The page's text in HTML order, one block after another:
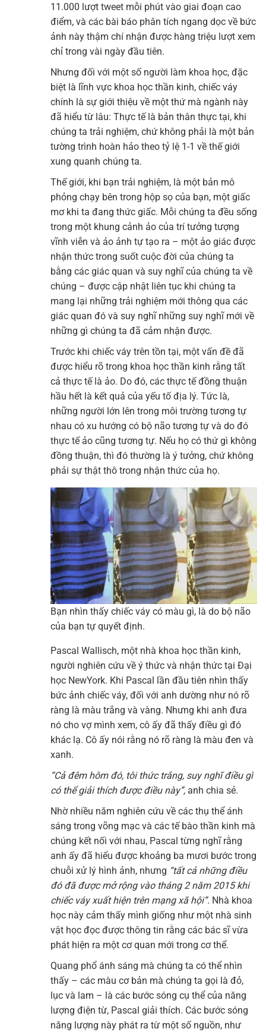
11.000 lượt tweet mỗi phút vào giai đoạn cao
điểm, và các bài báo phân tích ngang dọc về bức
ảnh này thậm chí nhận được hàng triệu lượt xem
chỉ trong vài ngày đầu tiên.
Nhưng đối với một số người làm khoa học, đặc
biệt là lĩnh vực khoa học thần kinh, chiếc váy
chính là sự giới thiệu về một thứ mà ngành này
đã hiểu từ lâu: Thực tế là bản thân thực tại, khi
chúng ta trải nghiệm, chứ không phải là một bản
tường trình hoàn hảo theo tỷ lệ 1-1 về thế giới
xung quanh chúng ta.
Thế giới, khi bạn trải nghiệm, là một bản mô
phỏng chạy bên trong hộp sọ của bạn, một giấc
mơ khi ta đang thức giấc. Mỗi chúng ta đều sống
trong một khung cảnh ảo của trí tưởng tượng
vĩnh viễn và ảo ảnh tự tạo ra – một ảo giác được
nhận thức trong suốt cuộc đời của chúng ta
bằng các giác quan và suy nghĩ của chúng ta về
chúng – được cập nhật liên tục khi chúng ta
mang lại những trải nghiệm mới thông qua các
giác quan đó và suy nghĩ những suy nghĩ mới về
những gì chúng ta đã cảm nhận được.
Trước khi chiếc váy trên tồn tại, một vấn đề đã
được hiểu rõ trong khoa học thần kinh rằng tất
cả thực tế là ảo. Do đó, các thực tế đồng thuận
hầu hết là kết quả của yếu tố địa lý. Tức là,
những người lớn lên trong môi trường tương tự
nhau có xu hướng có bộ não tương tự và do đó
thực tế ảo cũng tương tự. Nếu họ có thứ gì không
đồng thuận, thì đó thường là ý tưởng, chứ không
phải sự thật thô trong nhận thức của họ.
Bạn nhìn thấy chiếc váy có màu gì, là do bộ não
của bạn tự quyết định.
Pascal Wallisch, một nhà khoa học thần kinh,
người nghiên cứu về ý thức và nhận thức tại Đại
học NewYork. Khi Pascal lần đầu tiên nhìn thấy
bức ảnh chiếc váy, đối với anh dường như nó rõ
ràng là màu trắng và vàng. Nhưng khi anh đưa
nó cho vợ mình xem, cô ấy đã thấy điều gì đó
khác lạ. Cô ấy nói rằng nó rõ ràng là màu đen và
xanh.
“Cả đêm hôm đó, tôi thức trắng, suy nghĩ điều gì
có thể giải thích được điều này”, anh chia sẻ.
Nhờ nhiều năm nghiên cứu về các thụ thể ánh
sáng trong võng mạc và các tế bào thần kinh mà
chúng kết nối với nhau, Pascal từng nghĩ rằng
anh ấy đã hiểu được khoảng ba mươi bước trong
chuỗi xử lý hình ảnh, nhưng “tất cả những điều
đó đã được mở rộng vào tháng 2 năm 2015 khi
chiếc váy xuất hiện trên mạng xã hội”. Nhà khoa
học này cảm thấy mình giống như một nhà sinh
vật học đọc được thông tin rằng các bác sĩ vừa
phát hiện ra một cơ quan mới trong cơ thể.
Quang phổ ánh sáng mà chúng ta có thể nhìn
thấy – các màu cơ bản mà chúng ta gọi là đỏ,
lục và lam – là các bước sóng cụ thể của năng
lượng điện từ, Pascal giải thích. Các bước sóng
năng lượng này phát ra từ một số nguồn, như